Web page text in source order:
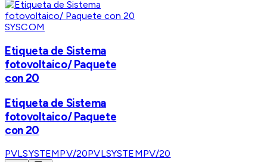
SYSCOM
Etiqueta de Sistema
fotovoltaico/ Paquete
con 20
Etiqueta de Sistema
fotovoltaico/ Paquete
con 20
PVLSYSTEMPV/20PVLSYSTEMPV/20